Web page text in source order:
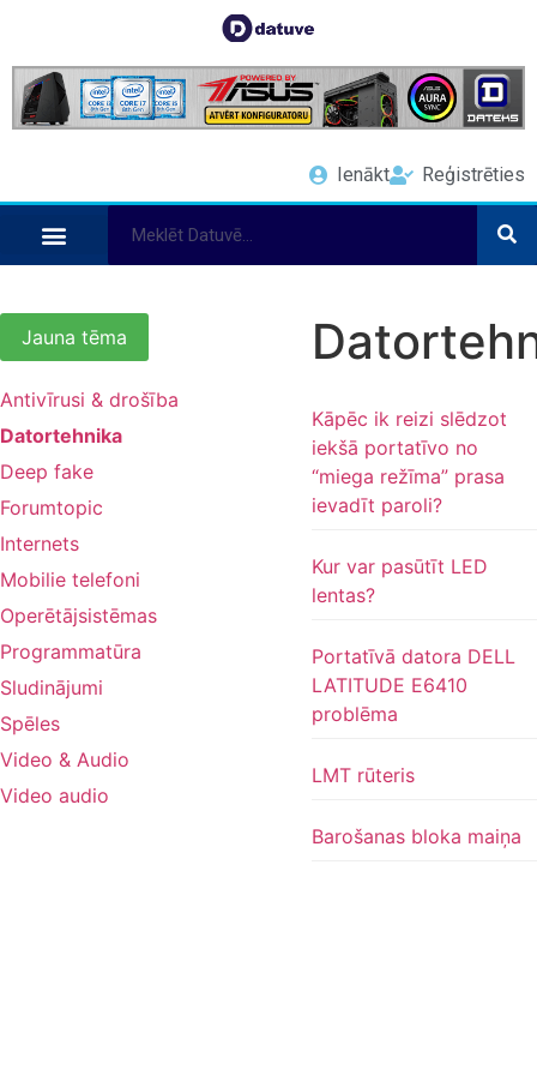
Ienākt Reģistrēties
Jauna tēma
Antivīrusi & drošība
Datortehnika
Deep fake
Forumtopic
Internets
Mobilie telefoni
Operētājsistēmas
Programmatūra
Sludinājumi
Spēles
Video & Audio
Video audio
Kāpēc ik reizi slēdzot
iekšā portatīvo no
“miega režīma” prasa
ievadīt paroli?
Kur var pasūtīt LED
lentas?
Portatīvā datora DELL
LATITUDE E6410
problēma
LMT rūteris
Barošanas bloka maiņa